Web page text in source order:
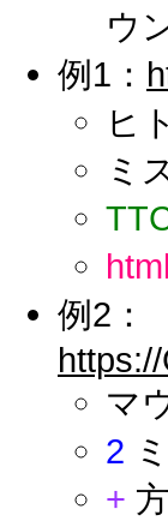
ウ
例1：
ヒ
ミ
html
例2：
マ
2
+